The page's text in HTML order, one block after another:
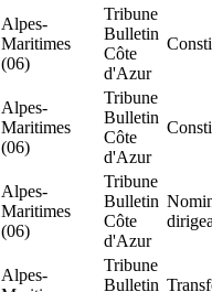
Alpes-
Maritimes
(06)
Tribune
Bulletin
Côte
d'Azur
Alpes-
Maritimes
(06)
Tribune
Bulletin
Côte
d'Azur
Alpes-
Maritimes
(06)
Tribune
Bulletin
Côte
d'Azur
Alpes-
Tribune
Bulletin